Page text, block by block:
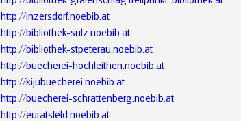
http://inzersdorf.noebib.at
http://bibliothek-sulz.noebib.at
http://bibliothek-stpeterau.noebib.at
http://buecherei-hochleithen.noebib.at
http://kijubuecherei.noebib.at
http://buecherei-schrattenberg.noebib.at
http://euratsfeld.noebib.at